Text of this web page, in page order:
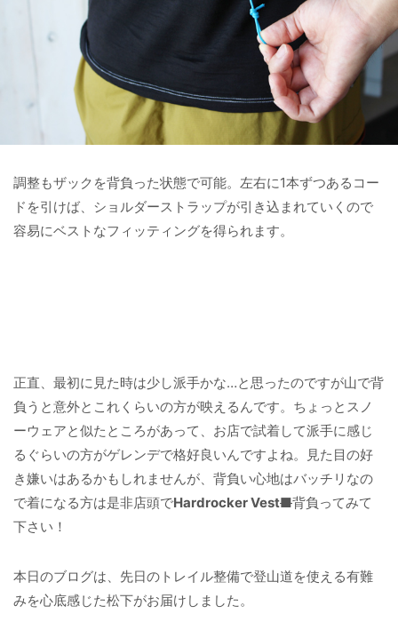
調整もザックを背負った状態で可能。左右に1本ずつあるコー
ドを引けば、ショルダーストラップが引き込まれていくので
容易にベストなフィッティングを得られます。
正直、最初に見た時は少し派手かな…と思ったのですが山で背
負うと意外とこれくらいの方が映えるんです。ちょっとスノ
ーウェアと似たところがあって、お店で試着して派手に感じ
るぐらいの方がゲレンデで格好良いんですよね。見た目の好
き嫌いはあるかもしれませんが、背負い心地はバッチリなの
で着になる方は是非店頭でHardrocker Vest■背負ってみて
下さい！
本日のブログは、先日のトレイル整備で登山道を使える有難
みを心底感じた松下がお届けしました。